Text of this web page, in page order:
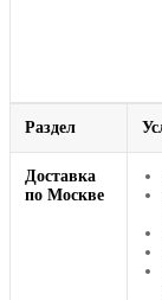
Раздел
Доставка
по Москве